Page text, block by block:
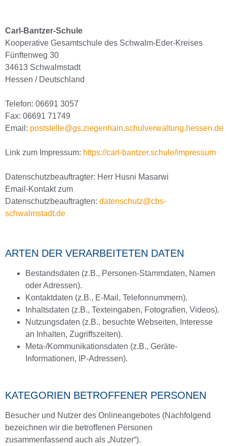
Carl-Bantzer-Schule
Kooperative Gesamtschule des Schwalm-Eder-Kreises
Fünftenweg 30
34613 Schwalmstadt
Hessen / Deutschland
Telefon: 06691 3057
Fax: 06691 71749
Email: poststelle@gs.ziegenhain.schulverwaltung.hessen.de
Link zum Impressum: https://carl-bantzer.schule/impressum
Datenschutzbeauftragter: Herr Husni Masarwi
Email-Kontakt zum
Datenschutzbeauftragten: datenschutz@cbs-
schwalmstadt.de
ARTEN DER VERARBEITETEN DATEN
Bestandsdaten (z.B., Personen-Stammdaten, Namen
oder Adressen).
Kontaktdaten (z.B., E-Mail, Telefonnummern).
Inhaltsdaten (z.B., Texteingaben, Fotografien, Videos).
Nutzungsdaten (z.B., besuchte Webseiten, Interesse
an Inhalten, Zugriffszeiten).
Meta-/Kommunikationsdaten (z.B., Geräte-
Informationen, IP-Adressen).
KATEGORIEN BETROFFENER PERSONEN
Besucher und Nutzer des Onlineangebotes (Nachfolgend
bezeichnen wir die betroffenen Personen
zusammenfassend auch als „Nutzer“).